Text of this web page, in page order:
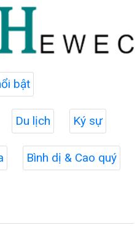
bật
Du lịch Ký sự
Bình dị & Cao quý